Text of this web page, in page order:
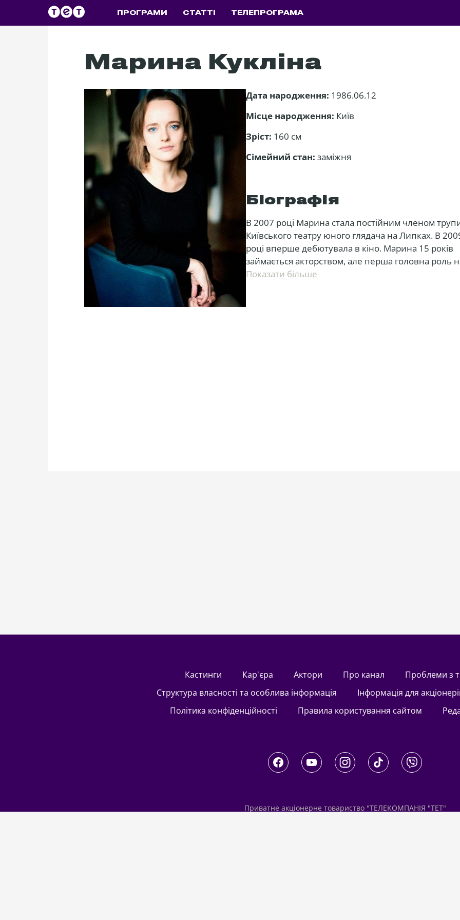
ПРОГРАМИ СТАТТІ ТЕЛЕПРОГРАМА
Марина Кукліна
Дата народження: 1986.06.12
Місце народження: Київ
Зріст: 160 см
Сімейний стан: заміжня
Біографія
В 2007 році Марина стала постійним членом
Київського театру юного глядача на Липках. В
році вперше дебютувала в кіно. Марина 15 років
займається акторством, але перша головна роль
екрані у неї з’явилася нещодавно, у 2017 році.
показати більше
кастинги Кар'єра актори Про канал
Проблеми з
Структура власності та особлива інформація
Інформація для
Політика конфіденційності
Правила користування сайтом
Приватне акціонерне товариство "ТЕЛЕКОМПАНІЯ "ТЕТ"